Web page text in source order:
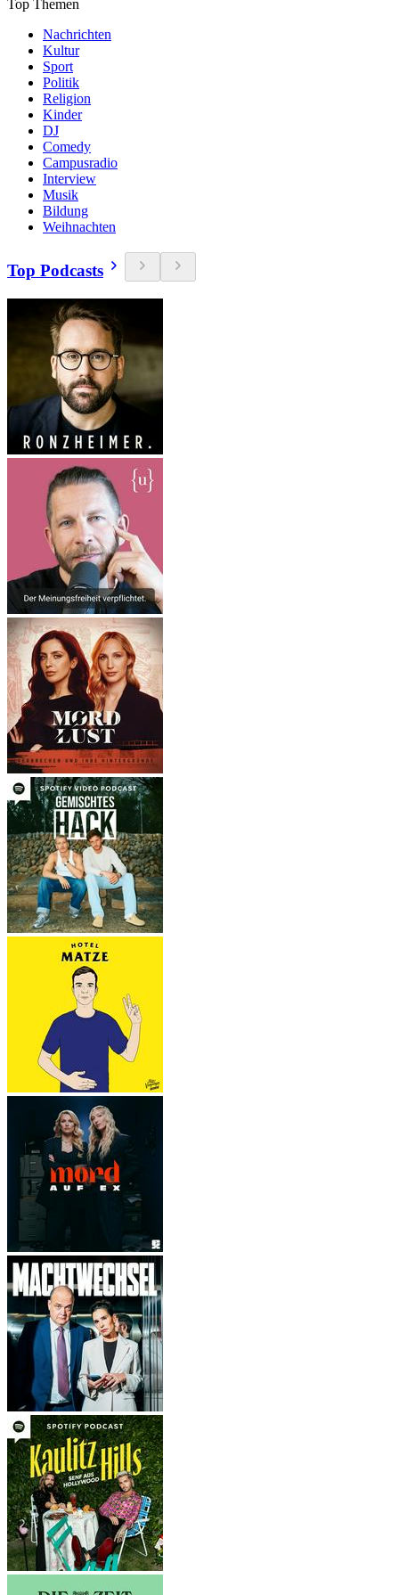
Top Themen
Nachrichten
Kultur
Sport
Politik
Religion
Kinder
DJ
Comedy
Campusradio
Interview
Musik
Bildung
Weihnachten
Top Podcasts